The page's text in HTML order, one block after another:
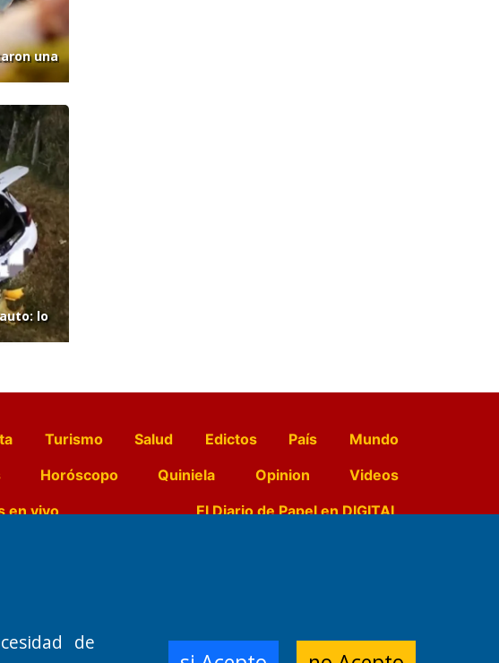
una
lo
Turismo Salud Edictos País
Mundo
Horóscopo Quiniela Opinion
Videos
en vivo El Diario de Papel en DIGITAL
Dr. Jorge Ricardo Nemesio
Administración,
de